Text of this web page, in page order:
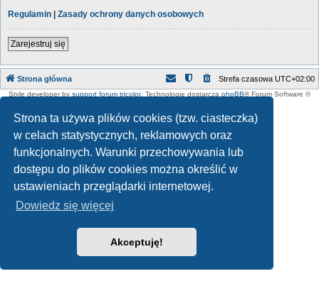
Strona ta używa plików cookies (tzw. ciasteczka)
w celach statystycznych, reklamowych oraz
funkcjonalnych. Warunki przechowywania lub
dostępu do plików cookies można określić w
ustawieniach przeglądarki internetowej.
Dowiedz się więcej
Akceptuję!
Regulamin | Zasady ochrony danych osobowych
Zarejestruj się
Strona główna Strefa czasowa UTC+02:00
Style developer by support forum tricolor, Technologię dostarcza phpBB® Forum Software ©